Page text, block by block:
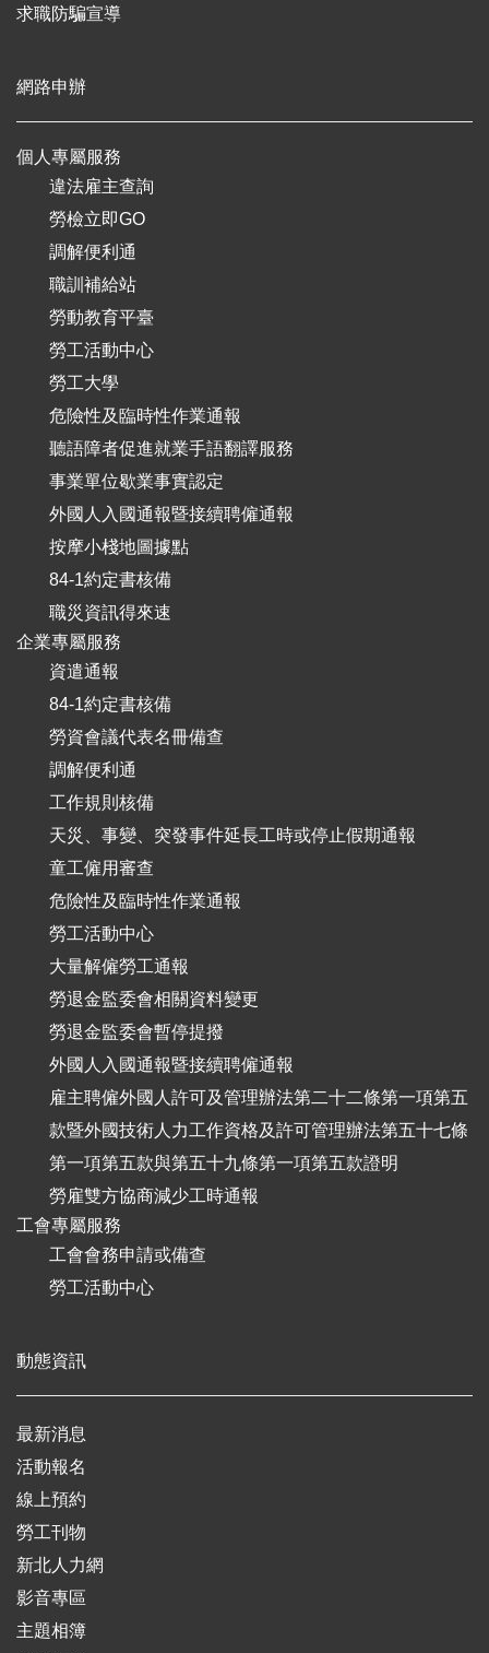
求職防騙宣導
網路申辦
個人專屬服務
違法雇主查詢
勞檢立即GO
調解便利通
職訓補給站
勞動教育平臺
勞工活動中心
勞工大學
危險性及臨時性作業通報
聽語障者促進就業手語翻譯服務
事業單位歇業事實認定
外國人入國通報暨接續聘僱通報
按摩小棧地圖據點
84-1約定書核備
職災資訊得來速
企業專屬服務
資遣通報
84-1約定書核備
勞資會議代表名冊備查
調解便利通
工作規則核備
天災、事變、突發事件延長工時或停止假期通報
童工僱用審查
危險性及臨時性作業通報
勞工活動中心
大量解僱勞工通報
勞退金監委會相關資料變更
勞退金監委會暫停提撥
外國人入國通報暨接續聘僱通報
雇主聘僱外國人許可及管理辦法第二十二條第一項第五
款暨外國技術人力工作資格及許可管理辦法第五十七條
第一項第五款與第五十九條第一項第五款證明
勞雇雙方協商減少工時通報
工會專屬服務
工會會務申請或備查
勞工活動中心
動態資訊
最新消息
活動報名
線上預約
勞工刊物
新北人力網
影音專區
主題相簿